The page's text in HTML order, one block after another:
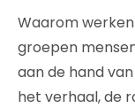
Waarom
groepen
aan de hand
het verhaal,de